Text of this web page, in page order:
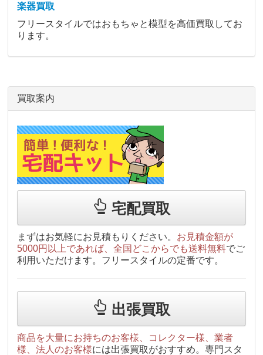
楽器買取
フリースタイルではおもちゃと模型を高価買取してお
ります。
買取案内
宅配買取
まずはお気軽にお見積もりください。 お見積金額が
5000円以上であれば、全国どこからでも送料無料でご
利用いただけます。フリースタイルの定番です。
出張買取
商品を大量にお持ちのお客様、コレクター様、業者
様、法人のお客様には出張買取がおすすめ。専門スタ